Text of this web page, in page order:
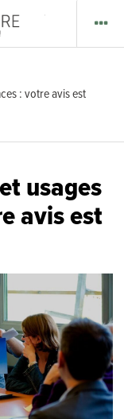
: votre avis est
usages
avis est